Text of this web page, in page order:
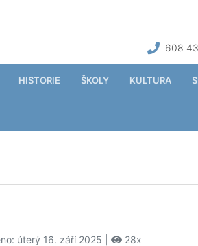
608
HISTORIE ŠKOLY KULTURA
úterý 16. září 2025 | 28x